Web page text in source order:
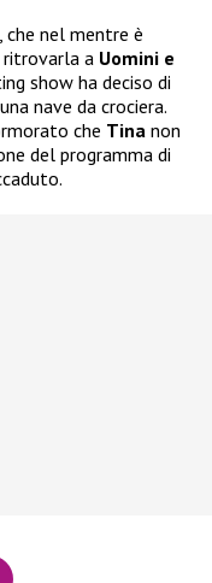
, che nel mentre è
ritrovarla a Uomini e
show ha deciso di
nave da crociera.
che Tina non
del programma di